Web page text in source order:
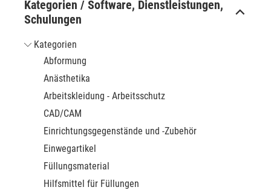
Kategorien / Software, Dienstleistungen,
Schulungen
Kategorien
Abformung
Anästhetika
Arbeitskleidung - Arbeitsschutz
CAD/CAM
Einrichtungsgegenstände und -Zubehör
Einwegartikel
Füllungsmaterial
Hilfsmittel für Füllungen